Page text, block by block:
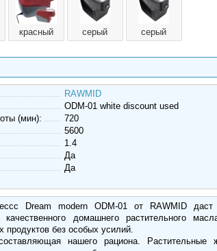
красный серый серый
RAWMID
ODM-01 white discount used
(мин):
720
5600
1.4
Да
Да
Dream modern ODM-01 от RAWMID
качественного домашнего растительного
без особых усилий.
нашего рациона. Растительные